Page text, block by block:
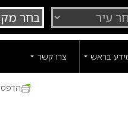
בראש צרו קשר
הדפס